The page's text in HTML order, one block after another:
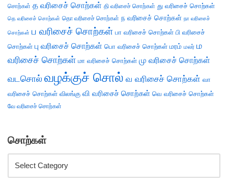
சொற்கள் த வரிசைச் சொற்கள் தி வரிசைச் சொற்கள் து வரிசைச் சொற்கள்
தெ வரிசைச் சொற்கள் தொ வரிசைச் சொற்கள் ந வரிசைச் சொற்கள் நா வரிசைச்
சொற்கள் ப வரிசைச் சொற்கள் பா வரிசைச் சொற்கள் பி வரிசைச்
சொற்கள் பு வரிசைச் சொற்கள் பொ வரிசைச் சொற்கள் மரம் மலர் ம
வரிசைச் சொற்கள் மா வரிசைச் சொற்கள் மு வரிசைச் சொற்கள்
வடசொல் வழக்குச் சொல் வ வரிசைச் சொற்கள் வா
வரிசைச் சொற்கள் விலங்கு வி வரிசைச் சொற்கள் வெ வரிசைச் சொற்கள்
வே வரிசைச் சொற்கள்
சொற்கள்